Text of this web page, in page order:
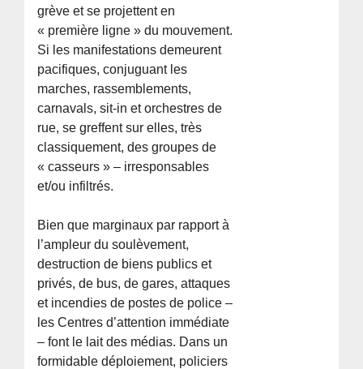
grève et se projettent en
« première ligne » du mouvement.
Si les manifestations demeurent
pacifiques, conjuguant les
marches, rassemblements,
carnavals, sit-in et orchestres de
rue, se greffent sur elles, très
classiquement, des groupes de
« casseurs » – irresponsables
et/ou infiltrés.
Bien que marginaux par rapport à
l’ampleur du soulèvement,
destruction de biens publics et
privés, de bus, de gares, attaques
et incendies de postes de police –
les Centres d’attention immédiate
– font le lait des médias. Dans un
formidable déploiement, policiers